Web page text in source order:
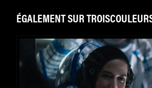
ÉGALEMENT SUR